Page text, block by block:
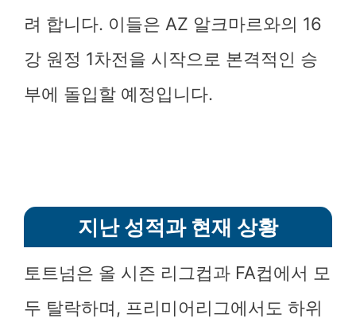
려 합니다. 이들은 AZ 알크마르와의 16
강 원정 1차전을 시작으로 본격적인 승
부에 돌입할 예정입니다.
지난 성적과 현재 상황
토트넘은 올 시즌 리그컵과 FA컵에서 모
두 탈락하며, 프리미어리그에서도 하위